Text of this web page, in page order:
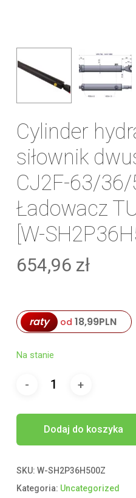
Cylinder
siłownik
CJ2F-63/
Ładowacz
[W-
654,96 zł
raty od 18,99PLN
Na stanie
Dodaj do koszyka
SKU: W-SH2P36H500Z
Kategoria: Uncategorized